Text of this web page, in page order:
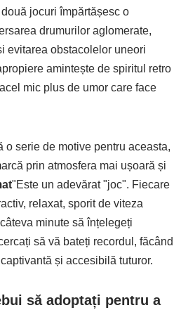
jocuri împărtășesc o
drumurilor aglomerate,
evitarea obstacolelor uneori
amintește de spiritul retro
mic plus de umor care face
o serie de motive pentru aceasta,
prin atmosfera mai ușoară și
"Este un adevărat "joc". Fiecare
relaxat, sporit de viteza
minute să înțelegeți
să vă bateți recordul, făcând
și accesibilă tuturor.
să adoptați pentru a